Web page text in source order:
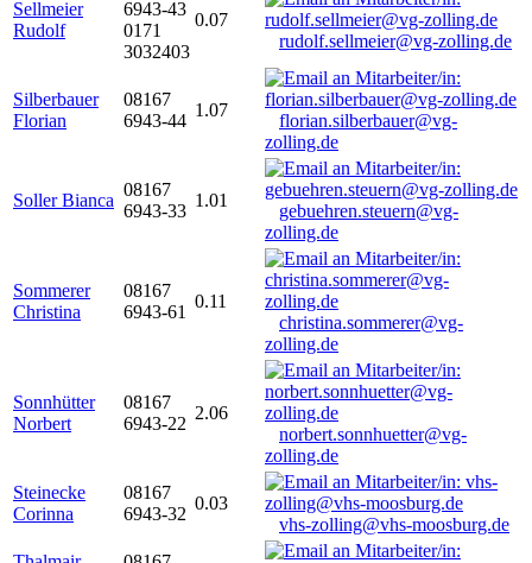
Sellmeier
Rudolf
6943-43
0171
3032403
0.07
rudolf.sellmeier@vg-zolling.de
Silberbauer
Florian
08167
6943-44
1.07
florian.silberbauer@vg-
zolling.de
Soller Bianca
08167
6943-33
1.01
gebuehren.steuern@vg-
zolling.de
Sommerer
Christina
08167
6943-61
0.11
christina.sommerer@vg-
zolling.de
Sonnhütter
Norbert
08167
6943-22
2.06
norbert.sonnhuetter@vg-
zolling.de
Steinecke
Corinna
08167
6943-32
0.03
vhs-zolling@vhs-moosburg.de